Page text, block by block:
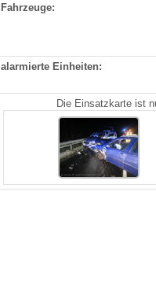
Fahrzeuge:
alarmierte Einheiten:
Die Einsatzkarte ist